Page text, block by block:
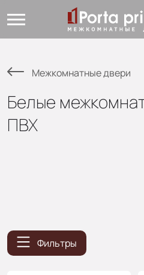
Межкомнатные двери
Белые
ПВХ
Фильтры